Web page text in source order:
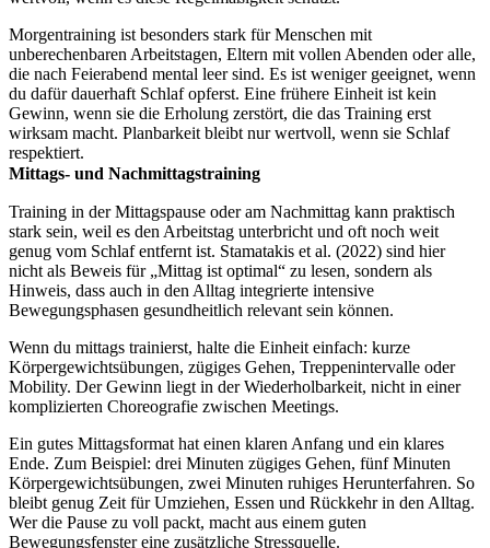
Morgentraining ist besonders stark für Menschen mit
unberechenbaren Arbeitstagen, Eltern mit vollen Abenden oder alle,
die nach Feierabend mental leer sind. Es ist weniger geeignet, wenn
du dafür dauerhaft Schlaf opferst. Eine frühere Einheit ist kein
Gewinn, wenn sie die Erholung zerstört, die das Training erst
wirksam macht. Planbarkeit bleibt nur wertvoll, wenn sie Schlaf
respektiert.
Mittags- und Nachmittagstraining
Training in der Mittagspause oder am Nachmittag kann praktisch
stark sein, weil es den Arbeitstag unterbricht und oft noch weit
genug vom Schlaf entfernt ist. Stamatakis et al. (2022) sind hier
nicht als Beweis für „Mittag ist optimal“ zu lesen, sondern als
Hinweis, dass auch in den Alltag integrierte intensive
Bewegungsphasen gesundheitlich relevant sein können.
Wenn du mittags trainierst, halte die Einheit einfach: kurze
Körpergewichtsübungen, zügiges Gehen, Treppenintervalle oder
Mobility. Der Gewinn liegt in der Wiederholbarkeit, nicht in einer
komplizierten Choreografie zwischen Meetings.
Ein gutes Mittagsformat hat einen klaren Anfang und ein klares
Ende. Zum Beispiel: drei Minuten zügiges Gehen, fünf Minuten
Körpergewichtsübungen, zwei Minuten ruhiges Herunterfahren. So
bleibt genug Zeit für Umziehen, Essen und Rückkehr in den Alltag.
Wer die Pause zu voll packt, macht aus einem guten
Bewegungsfenster eine zusätzliche Stressquelle.